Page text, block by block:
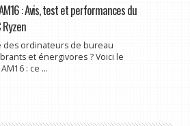
: Avis, test et performances du
des ordinateurs de bureau
et énergivores ? Voici le
: ce ...